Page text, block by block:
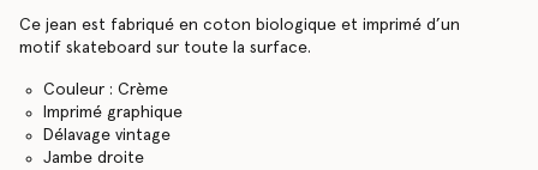
Ce jean est fabriqué en coton biologique et imprimé d’un
motif skateboard sur toute la surface.
Couleur : Crème
Imprimé graphique
Délavage vintage
Jambe droite